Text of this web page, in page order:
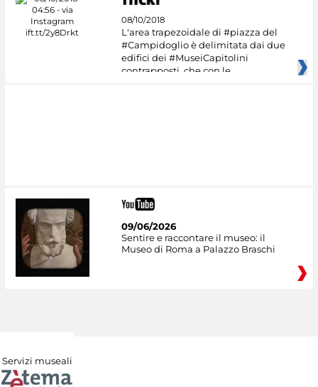
08/10/2018
L'area trapezoidale di #piazza del
#Campidoglio è delimitata dai due
edifici dei #MuseiCapitolini
contrapposti, che con le
09/06/2026
Sentire e raccontare il museo: il
Museo di Roma a Palazzo Braschi
Servizi museali